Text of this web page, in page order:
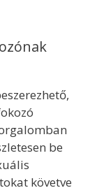
be
követve